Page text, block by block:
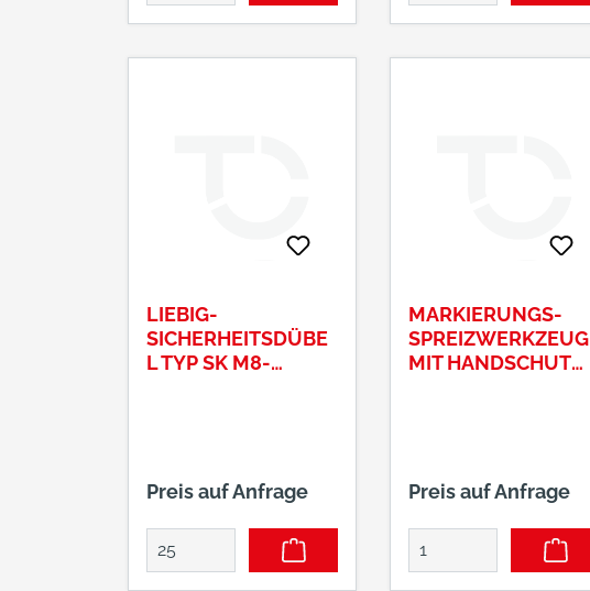
LIEBIG-
SICHERHEITSDÜBE
L TYP SK M8-
Preis auf Anfrage
MARKIERUNGS-
SPREIZWERKZEUG
MIT HANDSCHUT
Preis auf Anfrage